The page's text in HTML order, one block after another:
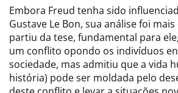
Embora Freud tenha sido
Gustave Le Bon, sua análise foi
partiu da tese, fundamental para
um conflito opondo os indivíduos
sociedade, mas admitiu que a vida
história) pode ser moldada pelo